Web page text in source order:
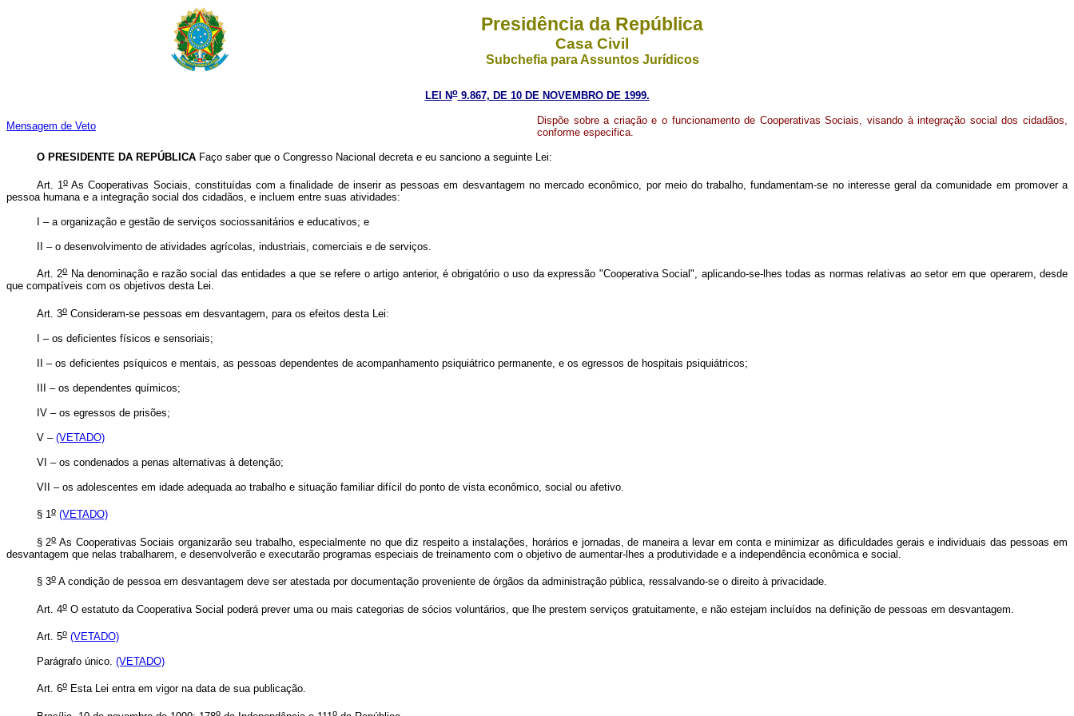
Presidência da República
Casa Civil
Subchefia para Assuntos Jurídicos
LEI No9.867, DE 10 DE NOVEMBRO DE 1999.
Mensagem de Veto
Dispõe sobre a criação e o funcionamento de Cooperativas Sociais, visando à integração social dos cidadãos,
conforme especifica.
O PRESIDENTE DA REPÚBLICA Faço saber que o Congresso Nacional decreta e eu sanciono a seguinte Lei:
Art. 1 o As Cooperativas Sociais, constituídas com a finalidade de inserir as pessoas em desvantagem no mercado econômico, por meio do trabalho, fundamentam-se no interesse geral da comunidade em promover a
pessoa humana e a integração social dos cidadãos, e incluem entre suas atividades:
I – a organização e gestão de serviços sociossanitários e educativos; e
II – o desenvolvimento de atividades agrícolas, industriais, comerciais e de serviços.
Art. 2oNa denominação e razão social das entidades a que se refere o artigo anterior, é obrigatório o uso da expressão "Cooperativa Social", aplicando-se-lhes todas as normas relativas ao setor em que operarem, desde
que compatíveis com os objetivos desta Lei.
Art. 3oConsideram-se pessoas em desvantagem, para os efeitos desta Lei:
I – os deficientes físicos e sensoriais;
II – os deficientes psíquicos e mentais, as pessoas dependentes de acompanhamento psiquiátrico permanente, e os egressos de hospitais psiquiátricos;
III – os dependentes químicos;
IV – os egressos de prisões;
V – (VETADO)
VI – os condenados a penas alternativas à detenção;
VII – os adolescentes em idade adequada ao trabalho e situação familiar difícil do ponto de vista econômico, social ou afetivo.
§ 1o (VETADO)
§ 2oAs Cooperativas Sociais organizarão seu trabalho, especialmente no que diz respeito a instalações, horários e jornadas, de maneira a levar em conta e minimizar as dificuldades gerais e individuais das pessoas em
desvantagem que nelas trabalharem, e desenvolverão e executarão programas especiais de treinamento com o objetivo de aumentar-lhes a produtividade e a independência econômica e social.
§ 3oA condição de pessoa em desvantagem deve ser atestada por documentação proveniente de órgãos da administração pública, ressalvando-se o direito à privacidade.
Art. 4oO estatuto da Cooperativa Social poderá prever uma ou mais categorias de sócios voluntários, que lhe prestem serviços gratuitamente, e não estejam incluídos na definição de pessoas em desvantagem.
Art. 5o (VETADO)
Parágrafo único. (VETADO)
Art. 6oEsta Lei entra em vigor na data de sua publicação.
o o